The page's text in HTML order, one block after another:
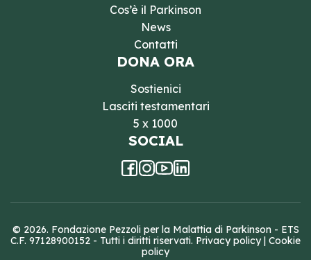
Cos’è il Parkinson
News
Contatti
DONA ORA
Sostienici
Lasciti testamentari
5 x 1000
SOCIAL
© 2026. Fondazione Pezzoli per la Malattia di Parkinson - ETS
C.F. 97128900152 - Tutti i diritti riservati. Privacy policy| Cookie
policy